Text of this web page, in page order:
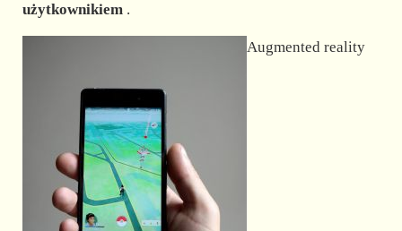
użytkownikiem.
Augmented reality